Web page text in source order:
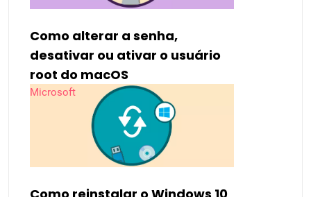
Como alterar a senha,
desativar ou ativar o usuário
root do macOS
Microsoft